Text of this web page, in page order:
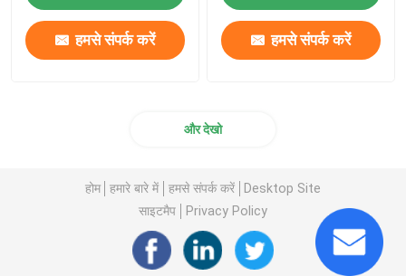
हमसे संपर्क करें हमसे संपर्क करें
और देखो
होम हमारे बारे में हमसे संपर्क करें
Desktop Site
साइटमैप
Privacy Policy